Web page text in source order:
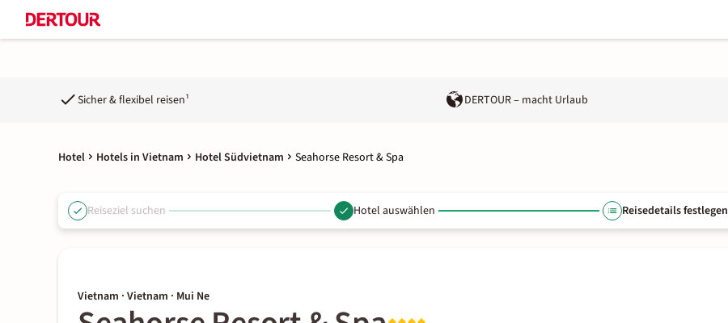
Sicher & flexibel reisen¹ DERTOUR – macht Urlaub
Hotel Hotels in Vietnam Hotel Südvietnam Seahorse Resort & Spa
Reiseziel suchen Hotel auswählen Reisedetails festlegen
Vietnam · Vietnam · Mui Ne